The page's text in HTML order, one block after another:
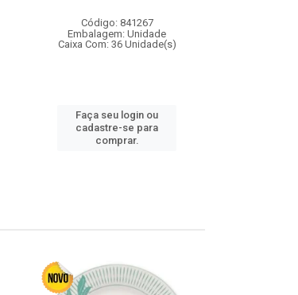
Código: 841267
Embalagem: Unidade
Caixa Com: 36 Unidade(s)
Faça seu login ou
cadastre-se para
comprar.